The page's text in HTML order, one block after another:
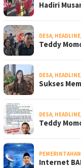
Hadiri
DESA, HEADLINE,
Teddy
DESA, HEADLINE,
Sukses
DESA, HEADLINE,
Teddy
PEMERINTAHAN
Internet